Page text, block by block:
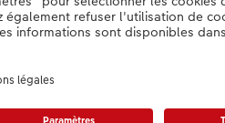
point de vue artistique : Il a
rétrospectives, mais que les
beaucoup photographié en
eu de période calme ! En tant